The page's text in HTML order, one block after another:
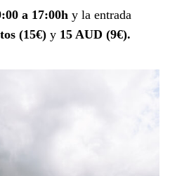
a 17:00h y la entrada
(15€) y 15 AUD (9€).